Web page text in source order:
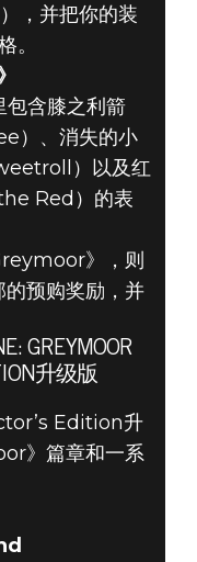
，并把你的装
。
包含膝之利箭
）、消失的小
）以及红
Red）的表
》，则
预购奖励，并
GREYMOOR
升级版
Edition升
》篇章和一系